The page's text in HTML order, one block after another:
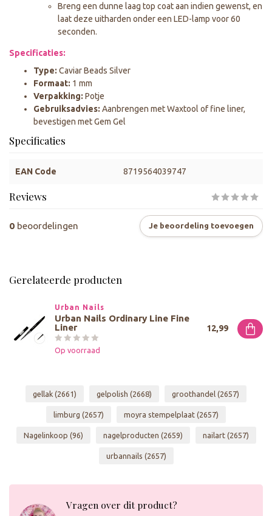
Breng een dunne laag top coat aan indien gewenst, en
laat deze uitharden onder een LED-lamp voor 60
seconden.
Specificaties:
Type: Caviar Beads Silver
Formaat: 1 mm
Verpakking: Potje
Gebruiksadvies: Aanbrengen met Waxtool of fine liner,
bevestigen met Gem Gel
Specificaties
EAN Code 8719564039747
Reviews
0 beoordelingen Je beoordeling toevoegen
Gerelateerde producten
Urban Nails
Urban Nails Ordinary Line Fine
Liner
Op voorraad
12,99
gellak (2661) gelpolish (2668) groothandel (2657)
limburg (2657) moyra stempelplaat (2657)
Nagelinkoop (96) nagelproducten (2659) nailart (2657)
urbannails (2657)
Vragen over dit product?